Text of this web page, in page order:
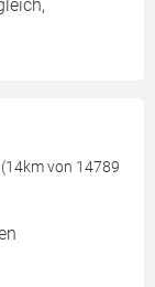
von 14789